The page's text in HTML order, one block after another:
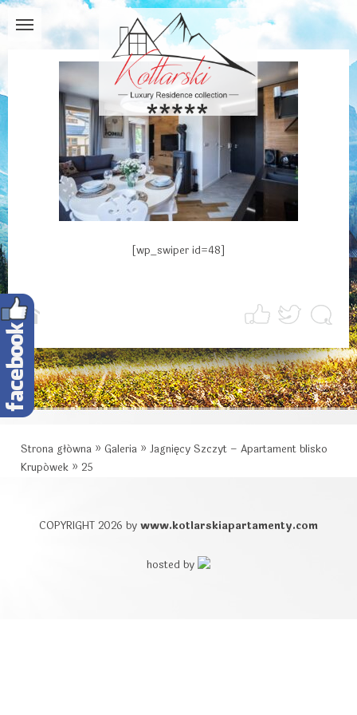
[wp_swiper id=48]
Strona główna » Galeria » Jagnięcy Szczyt – Apartament blisko
Krupówek » 25
COPYRIGHT 2026 by www.kotlarskiapartamenty.com
hosted by